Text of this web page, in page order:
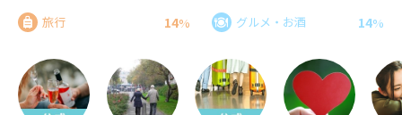
旅行
14% グルメ・お酒 14%